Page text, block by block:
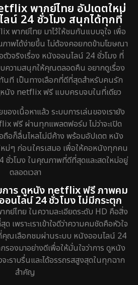
พากย์ไทย อัปเดตใหม่
น์ 24 ชั่วโมง สนุกได้ทุกที่
พากย์ไทย มาไว้ให้ชมกันแบบจุใจ เพื่อ
าพได้ง่ายขึ้น ไม่ต้องคอยกดข้ามโฆษณา
อตัวจริงเรื่อง หนังออนไลน์ 24 ชั่วโมง ที่
วามสนุกให้คุณตลอดคืน อยากดูเรื่อง
นที เป็นทางเลือกที่ดีที่สุดสำหรับคนรัก
นัง netflix ฟรี แบบครบจบในที่เดียว
องเนื้อหาแล้ว ระบบการเล่นของเรายัง
ฟรี ผ่านทุกแพลตฟอร์ม ไม่ว่าจะเปิด
อก็ลื่นไหลไม่มีค้าง พร้อมอัปเดต หนัง
ม่ๆ ก่อนใครเสมอ เพื่อให้คอหนังทุกคน
ชั่วโมง ในคุณภาพที่ดีที่สุดและสดใหม่อยู่
ตลอดเวลา
าร ดูหนัง netflix ฟรี ภาพคม
นไลน์ 24 ชั่วโมง ไม่มีกระตุก
ย์ไทย ในความละเอียดระดับ HD คือสิ่ง
เพราะเราเข้าใจดีว่าความคมชัดคือหัวใจ
คุณเลือกชมผ่านระบบ หนังออนไลน์ 24
รองมาอย่างดีเพื่อให้มั่นใจว่าการ ดูหนัง
ราบรื่นและได้อรรถรสสูงสุดในทุกฉาก
สำคัญ